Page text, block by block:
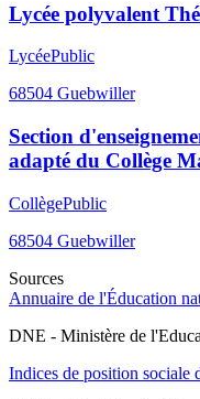
Lycée polyvalent
LycéePublic
68504 Guebwiller
Section
adapté du Collège
CollègePublic
68504 Guebwiller
Sources
Annuaire de l'Éducation
DNE - Ministère de
Indices de position sociale